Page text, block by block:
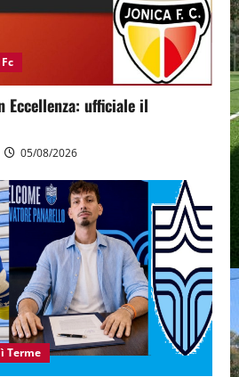
Eccellenza: ufficiale il
05/08/2026
Terme